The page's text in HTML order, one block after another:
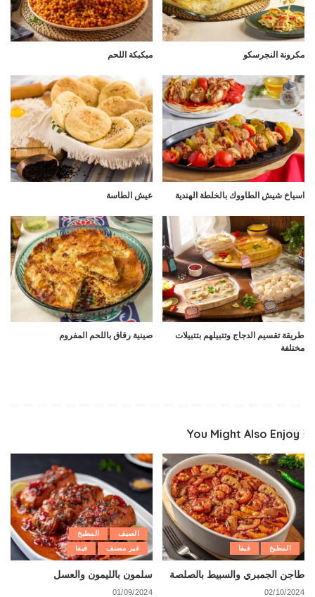
مكرونة النجرسكو مبكبكة اللحم
اسياخ شيش الطاووك بالخلطة الهندية عيش الطاسة
طريقة تقسيم الدجاج وتتبيلهم بتتبيلات
مختلفة
صينية رقاق باللحم المفروم
You Might Also Enjoy
المطبخ فيفا
طاجن الجمبري والسبيط بالصلصة
02/10/2024
الصيف
المطبخ
غير مصنف
فيفا
سلمون بالليمون والعسل
01/09/2024